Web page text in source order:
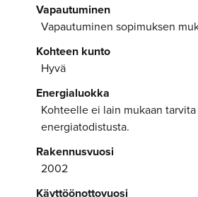
Vapautuminen
Vapautuminen sopimuksen
Kohteen kunto
Hyvä
Energialuokka
Kohteelle ei lain mukaan tarvita
energiatodistusta.
Rakennusvuosi
2002
Käyttöönottovuosi